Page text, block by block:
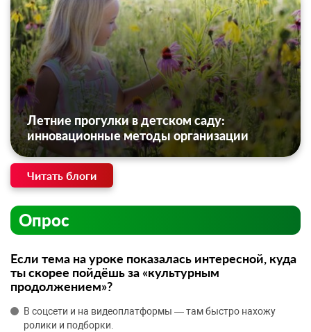
Летние прогулки в детском саду:
инновационные методы организации
Читать блоги
Опрос
Если тема на уроке показалась интересной, куда
ты скорее пойдёшь за «культурным
продолжением»?
В соцсети и на видеоплатформы — там быстро нахожу
ролики и подборки.